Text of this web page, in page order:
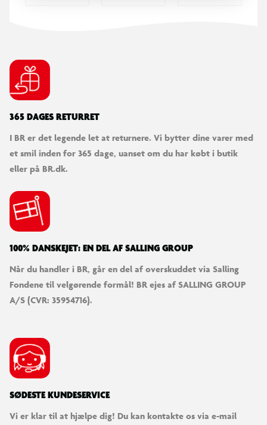
365 DAGES RETURRET
I BR er det legende let at returnere. Vi bytter dine varer med
et smil inden for 365 dage, uanset om du har købt i butik
eller på BR.dk.
100% DANSKEJET: EN DEL AF SALLING GROUP
Når du handler i BR, går en del af overskuddet via Salling
Fondene til velgørende formål! BR ejes af SALLING GROUP
A/S (CVR: 35954716).
SØDESTE KUNDESERVICE
Vi er klar til at hjælpe dig! Du kan kontakte os via e-mail